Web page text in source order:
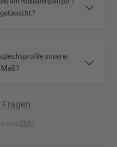
unserer
Maß?
Fragen
von OMQ